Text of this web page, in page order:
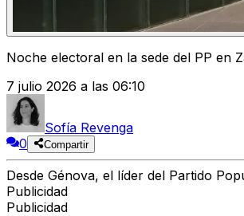
Noche electoral en la sede del PP en
7 julio 2026 a las 06:10
Sofía Revenga
0
Compartir
Desde Génova, el líder del Partido
Publicidad
Publicidad